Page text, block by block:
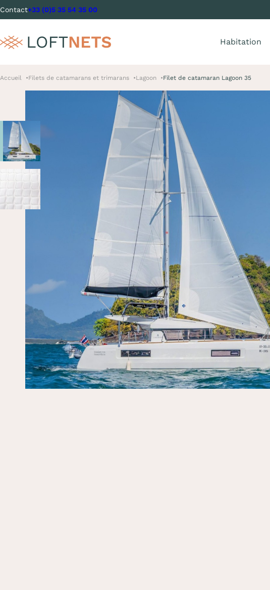
Contact+33 (0)5 35 54 35 00
Habitation
Accueil Filets de catamarans et trimarans Lagoon Filet de catamaran Lagoon 35